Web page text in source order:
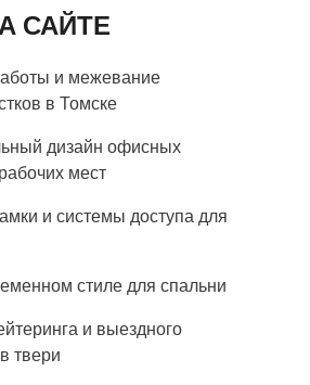
САЙТЕ
и межевание
в Томске
дизайн офисных
мест
и системы доступа для
стиле для спальни
и выездного
твери